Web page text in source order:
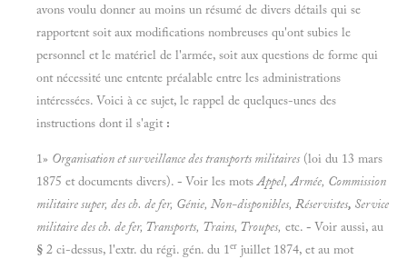
avons voulu donner au moins un résumé de divers détails qui se
rapportent soit aux modifications nombreuses qu'ont subies le
personnel et le matériel de l'armée, soit aux questions de forme qui
ont nécessité une entente préalable entre les administrations
intéressées. Voici à ce sujet, le rappel de quelques-unes des
instructions dont il s'agit :
1» Organisation et surveillance des transports militaires (loi du 13 mars
1875 et documents divers). - Voir les motsAppel, Armée, Commission
militaire super, des ch. de fer, Génie, Non-disponibles, Réservistes, Service
militaire des ch. de fer, Transports, Trains, Troupes, etc. - Voir aussi, au
§ 2 ci-dessus, l'extr. du régi. gén. du 1er juillet 1874, et au mot